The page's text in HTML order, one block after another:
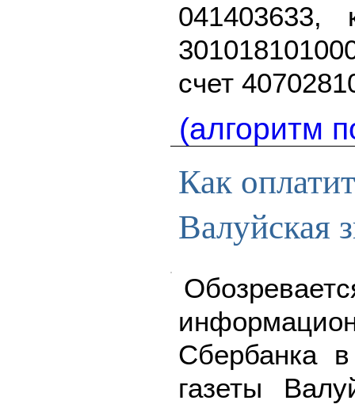
041403633,
счет
(алгоритм
Как
Валуйская
Сбербанка
газеты